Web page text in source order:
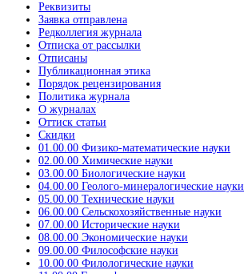
Реквизиты
Заявка отправлена
Редколлегия журнала
Отписка от рассылки
Отписаны
Публикационная этика
Порядок рецензирования
Политика журнала
О журналах
Оттиск статьи
Скидки
01.00.00 Физико-математические науки
02.00.00 Химические науки
03.00.00 Биологические науки
04.00.00 Геолого-минералогические науки
05.00.00 Технические науки
06.00.00 Сельскохозяйственные науки
07.00.00 Исторические науки
08.00.00 Экономические науки
09.00.00 Философские науки
10.00.00 Филологические науки